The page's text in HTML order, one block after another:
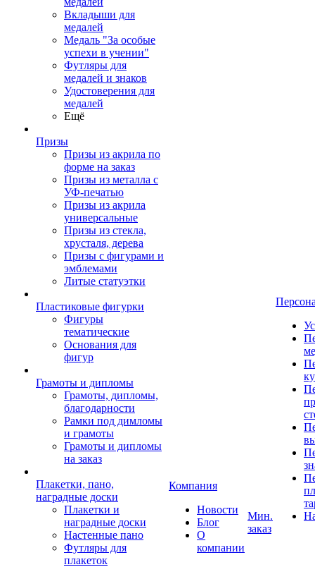
Вкладыши для
медалей
Медаль "За особые
успехи в учении"
Футляры для
медалей и знаков
Удостоверения для
медалей
Ещё
Призы
Призы из акрила по
форме на заказ
Призы из металла с
УФ-печатью
Призы из акрила
универсальные
Призы из стекла,
хрусталя, дерева
Призы с фигурами и
эмблемами
Литые статуэтки
Пластиковые фигурки
Фигуры
тематические
Основания для
фигур
Грамоты и дипломы
Грамоты, дипломы,
благодарности
Рамки под димломы
и грамоты
Грамоты и дипломы
на заказ
Плакетки, пано,
наградные доски
Плакетки и
наградные доски
Настенные пано
Футляры для
плакеток
Компания
Новости
Блог
О
компании
Мин.
заказ